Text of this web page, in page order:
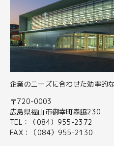
企業のニーズに合わせた効率的
〒720-0003
広島県福山市御幸町森脇230
TEL：（084）955-2372
FAX：（084）955-2130